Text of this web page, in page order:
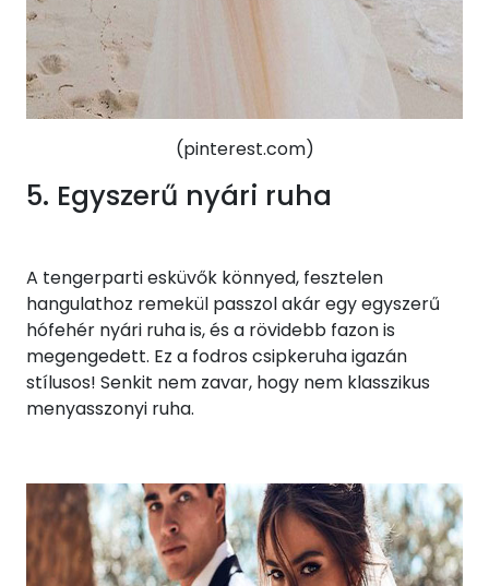
(pinterest.com)
5. Egyszerű nyári ruha
A tengerparti esküvők könnyed, fesztelen
hangulathoz remekül passzol akár egy egyszerű
hófehér nyári ruha is, és a rövidebb fazon is
megengedett. Ez a fodros csipkeruha igazán
stílusos! Senkit nem zavar, hogy nem klasszikus
menyasszonyi ruha.